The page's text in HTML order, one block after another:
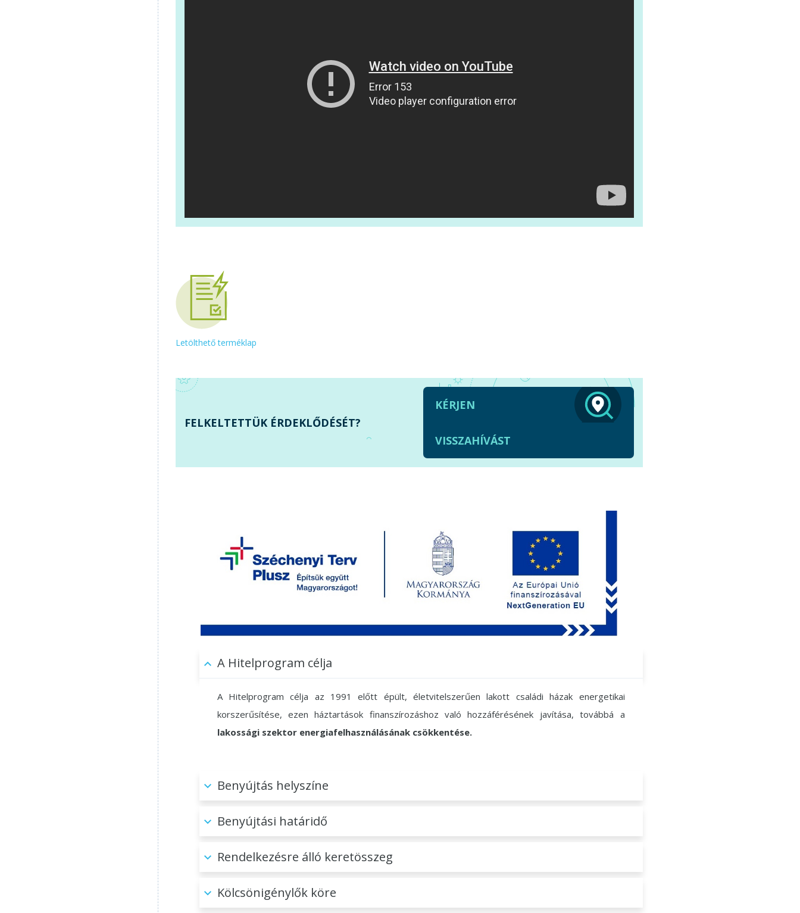
Letölthető terméklap
FELKELTETTÜK ÉRDEKLŐDÉSÉT?
KÉRJEN
VISSZAHÍVÁST
A Hitelprogram célja
A Hitelprogram célja az 1991 előtt épült, életvitelszerűen lakott családi házak energetikai
korszerűsítése, ezen háztartások finanszírozáshoz való hozzáférésének javítása, továbbá a
lakossági szektor energiafelhasználásának csökkentése.
Benyújtás helyszíne
Benyújtási határidő
Rendelkezésre álló keretösszeg
Kölcsönigénylők köre